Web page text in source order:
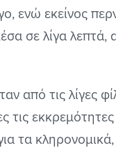
ενώ εκείνος
σε λίγα λεπτά,
από τις λίγες
τις
τα